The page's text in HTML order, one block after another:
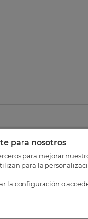
para nosotros
para mejorar
para la
la configuración o